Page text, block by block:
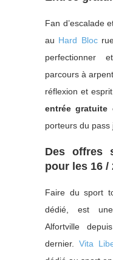
Fan d’escalade
au Hard Blocrue
perfectionner
parcours à
réflexion et
entrée gratuite
porteurs du pass
Des offres
pour les 16 /
Faire du sport
dédié, est
Alfortville
dernier. Vita